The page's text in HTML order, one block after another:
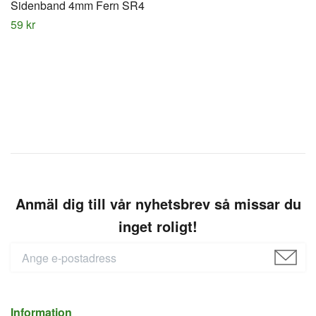
Sidenband 4mm Fern SR4
59 kr
Anmäl dig till vår nyhetsbrev så missar du
inget roligt!
Information